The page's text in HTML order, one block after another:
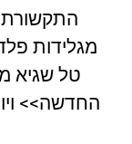
מגלידות
טל שגיא
החדשה>>